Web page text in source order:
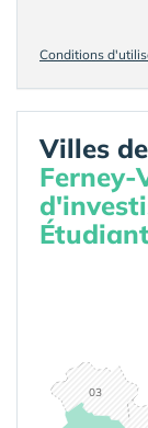
Conditions
Villes
Ferney-
03